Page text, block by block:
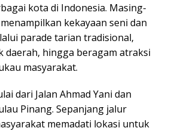
kota di Indonesia. Masing-
kekayaan seni dan
parade tarian tradisional,
daerah, hingga beragam atraksi
masyarakat.
dari Jalan Ahmad Yani dan
Pinang. Sepanjang jalur
memadati lokasi untuk